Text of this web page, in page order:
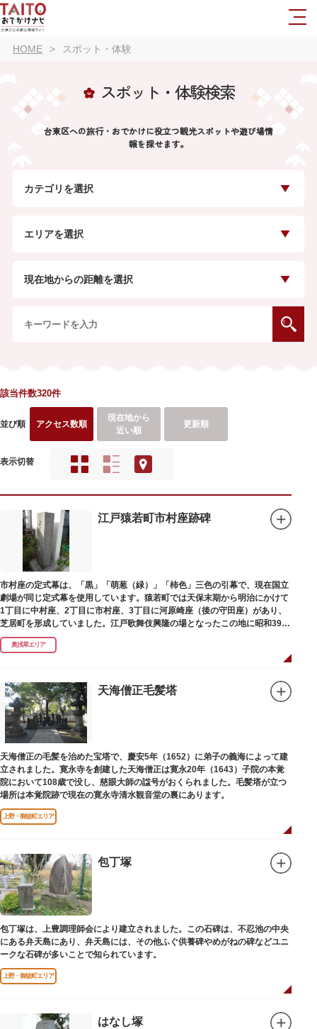
HOME スポット・体験
スポット・体験検索
台東区への旅行・おでかけに役立つ観光スポットや遊び場情
報を探せます。
カテゴリを選択
エリアを選択
現在地からの距離を選択
該当件数320件
並び順 アクセス数順
現在地から
近い順
更新順
表示切替
江戸猿若町市村座跡碑
市村座の定式幕は、「黒」「萌葱（緑）」「柿色」三色の引幕で、現在国立
劇場が同じ定式幕を使用しています。猿若町では天保末期から明治にかけて
1丁目に中村座、2丁目に市村座、3丁目に河原崎座（後の守田座）があり、
芝居町を形成していました。江戸歌舞伎興隆の場となったこの地に昭和39年
（1964）に跡碑が建てられました。
奥浅草エリア
天海僧正毛髪塔
天海僧正の毛髪を治めた宝塔で、慶安5年（1652）に弟子の義海によって建
立されました。寛永寺を創建した天海僧正は寛永20年（1643）子院の本覚
院において108歳で没し、慈眼大師の諡号がおくられました。毛髪塔が立つ
場所は本覚院跡で現在の寛永寺清水観音堂の裏にあります。
上野・御徒町エリア
包丁塚
包丁塚は、上豊調理師会により建立されました。この石碑は、不忍池の中央
にある弁天島にあり、弁天島には、その他ふぐ供養碑やめがねの碑などユニ
ークな石碑が多いことで知られています。
上野・御徒町エリア
はなし塚